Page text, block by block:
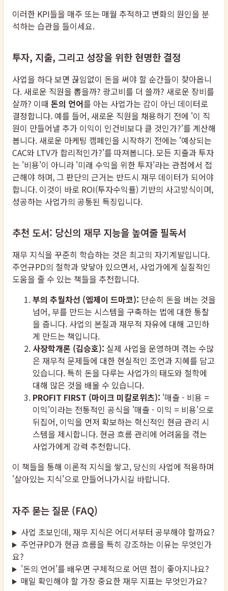
이러한 KPI들을 매주 또는 매월 추적하고 변화의 원인을 분
석하는 습관을 들이세요.
투자, 지출, 그리고 성장을 위한 현명한 결정
사업을 하다 보면 끊임없이 돈을 써야 할 순간들이 찾아옵니
다. 새로운 직원을 뽑을까? 광고비를 더 쓸까? 새로운 장비를
살까? 이때 돈의 언어를 아는 사업가는 감이 아닌 데이터로
결정합니다. 예를 들어, 새로운 직원을 채용하기 전에 '이 직
원이 만들어낼 추가 이익이 인건비보다 클 것인가?'를 계산해
봅니다. 새로운 마케팅 캠페인을 시작하기 전에는 '예상되는
CAC와 LTV가 합리적인가?'를 따져봅니다. 모든 지출과 투자
는 '비용'이 아니라 '미래 수익을 위한 투자'라는 관점에서 접
근해야 하며, 그 판단의 근거는 반드시 재무 데이터가 되어야
합니다. 이것이 바로 ROI(투자수익률) 기반의 사고방식이며,
성공하는 사업가의 공통된 특징입니다.
추천 도서: 당신의 재무 지능을 높여줄 필독서
재무 지식을 꾸준히 학습하는 것은 최고의 자기계발입니다.
주언규PD의 철학과 맞닿아 있으면서, 사업가에게 실질적인
도움을 줄 수 있는 책들을 추천합니다.
부의 추월차선 (엠제이 드마코): 단순히 돈을 버는 것을
넘어, 부를 만드는 시스템을 구축하는 법에 대한 통찰
을 줍니다. 사업의 본질과 재무적 자유에 대해 고민하
게 만드는 책입니다.
사장학개론 (김승호): 실제 사업을 운영하며 겪는 수많
은 재무적 문제들에 대한 현실적인 조언과 지혜를 담고
있습니다. 특히 돈을 다루는 사업가의 태도와 철학에
대해 많은 것을 배울 수 있습니다.
PROFIT FIRST (마이크 미칼로위츠): '매출 - 비용 =
이익'이라는 전통적인 공식을 '매출 - 이익 = 비용'으로
뒤집어, 이익을 먼저 확보하는 혁신적인 현금 관리 시
스템을 제시합니다. 현금 흐름 관리에 어려움을 겪는
사업가에게 강력 추천합니다.
이 책들을 통해 이론적 지식을 쌓고, 당신의 사업에 적용하며
'살아있는 지식'으로 만들어나가시길 바랍니다.
자주 묻는 질문 (FAQ)
사업 초보인데, 재무 지식은 어디서부터 공부해야 할까요?
주언규PD가 현금 흐름을 특히 강조하는 이유는 무엇인가
요?
'돈의 언어'를 배우면 구체적으로 어떤 점이 좋아지나요?
매일 확인해야 할 가장 중요한 재무 지표는 무엇인가요?